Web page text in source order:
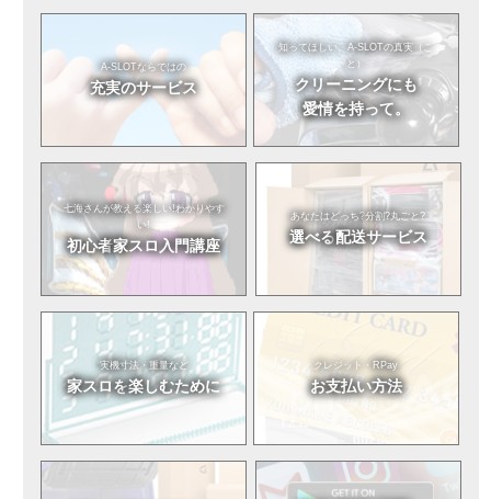
A-SLOTならではの
充実のサービス
知ってほしい。A-SLOTの真実（こ
と）
クリーニングにも
愛情を持って。
七海さんが教える楽しい!わかりやす
い!
初心者家スロ入門講座
あなたはどっち?分割?丸ごと?
選べる配送サービス
実機寸法・重量など
家スロを楽しむために
クレジット・RPay
お支払い方法